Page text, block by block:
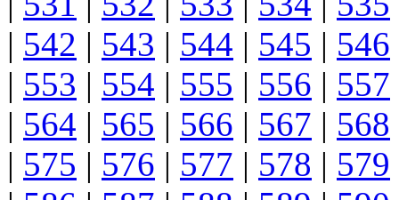
| 542 | 543 | 544 | 545 | 546
| 553 | 554 | 555 | 556 | 557
| 564 | 565 | 566 | 567 | 568
| 575 | 576 | 577 | 578 | 579